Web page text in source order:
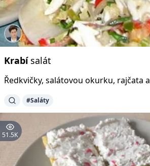
Krabísalát
Ředkvičky, salátovou okurku, rajčata a
#Saláty
51.5K